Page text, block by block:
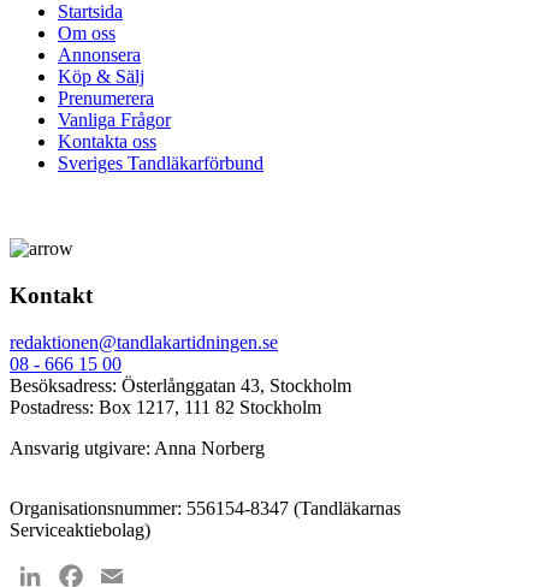
Startsida
Om oss
Annonsera
Köp & Sälj
Prenumerera
Vanliga Frågor
Kontakta oss
Sveriges Tandläkarförbund
Kontakt
redaktionen@tandlakartidningen.se
08 - 666 15 00
Besöksadress: Österlånggatan 43, Stockholm
Postadress: Box 1217, 111 82 Stockholm
Ansvarig utgivare: Anna Norberg
Organisationsnummer: 556154-8347 (Tandläkarnas
Serviceaktiebolag)
LinkedInFacebook